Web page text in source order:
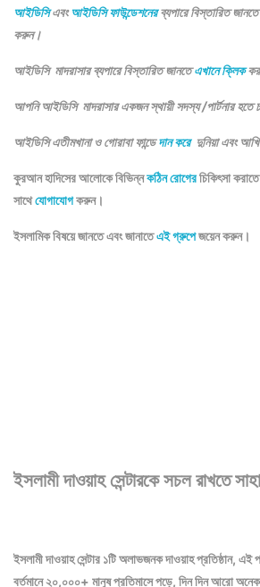
আইডিসিএবংআইডিসি ফাউন্ডেশনেরব্যপারে বিস্তারিত জানতে
করুন।
আইডিসি মাদরাসার ব্যপারে বিস্তারিত জানতেএখানে ক্লিক
আপনি আইডিসি মাদরাসার একজন স্থায়ী সদস্য /পার্টনার হতে
আইডিসি এতীমখানা ও গোরাবা ফান্ডেদান করে দুনিয়া এবং
কুরআন হাদিসের আলোকে বিভিন্নকঠিন রোগেরচিকিৎসা করাতে
সাথেযোগাযোগকরুন।
ইসলামিক বিষয়ে জানতে এবং জানাতেএই গ্রুপেজয়েন করুন।
ইসলামী দাওয়াহ সেন্টারকে সচল রাখতে
ইসলামী দাওয়াহ সেন্টার ১টি অলাভজনক দাওয়াহ প্রতিষ্ঠান, এই
বর্তমানে ২০,০০০+ মানুষ প্রতিমাসে পড়ে, দিন দিন আরো